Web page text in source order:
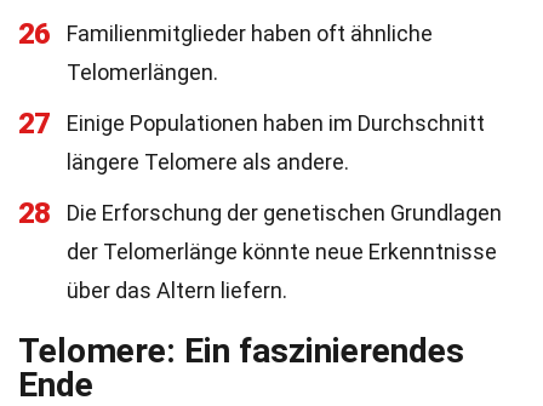
26
Familienmitglieder haben oft ähnliche
Telomerlängen.
27
Einige Populationen haben im Durchschnitt
längere Telomere als andere.
28
Die Erforschung der genetischen Grundlagen
der Telomerlänge könnte neue Erkenntnisse
über das Altern liefern.
Telomere: Ein faszinierendes
Ende